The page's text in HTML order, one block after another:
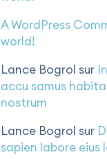
A WordPress
world!
Lance Bogrol sur
accu samus
nostrum
Lance Bogrol sur
sapien labore eius